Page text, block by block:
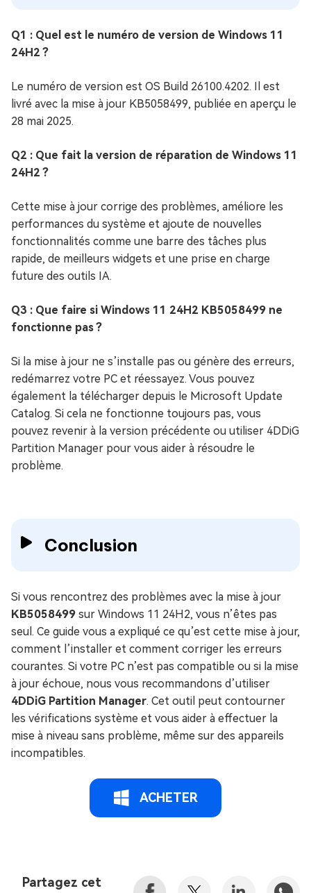
Q1 : Quel est le numéro de version de Windows 11
24H2 ?
Le numéro de version est OS Build 26100.4202. Il est
livré avec la mise à jour KB5058499, publiée en aperçu le
28 mai 2025.
Q2 : Que fait la version de réparation de Windows 11
24H2 ?
Cette mise à jour corrige des problèmes, améliore les
performances du système et ajoute de nouvelles
fonctionnalités comme une barre des tâches plus
rapide, de meilleurs widgets et une prise en charge
future des outils IA.
Q3 : Que faire si Windows 11 24H2 KB5058499 ne
fonctionne pas ?
Si la mise à jour ne s’installe pas ou génère des erreurs,
redémarrez votre PC et réessayez. Vous pouvez
également la télécharger depuis le Microsoft Update
Catalog. Si cela ne fonctionne toujours pas, vous
pouvez revenir à la version précédente ou utiliser 4DDiG
Partition Manager pour vous aider à résoudre le
problème.
Conclusion
Si vous rencontrez des problèmes avec la mise à jour
KB5058499 sur Windows 11 24H2, vous n’êtes pas
seul. Ce guide vous a expliqué ce qu’est cette mise à jour,
comment l’installer et comment corriger les erreurs
courantes. Si votre PC n’est pas compatible ou si la mise
à jour échoue, nous vous recommandons d’utiliser
4DDiG Partition Manager. Cet outil peut contourner
les vérifications système et vous aider à effectuer la
mise à niveau sans problème, même sur des appareils
incompatibles.
ACHETER
Partagez cet